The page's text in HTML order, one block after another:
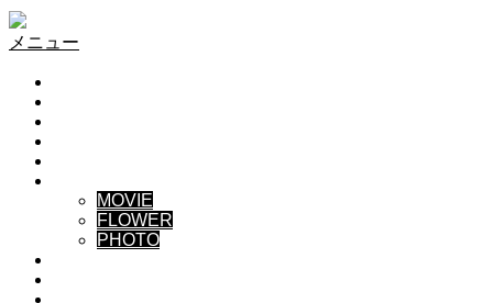
メニュー
MOVIE
FLOWER
PHOTO